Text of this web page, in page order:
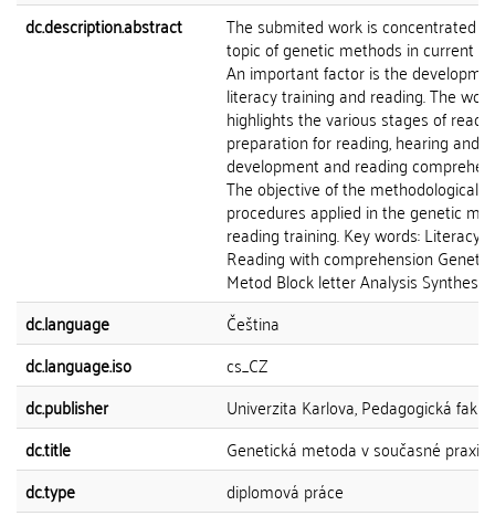
dc.description.abstract
The submited work is concentrated
topic of genetic methods in current
An important factor is the
literacy training and reading. The work
highlights the various stages of
preparation for reading, hearing and
development and reading
The objective of the methodological
procedures applied in the genetic
reading training. Key words: Literacy
Reading with comprehension Genetic
Metod Block letter Analysis Synthesis
dc.language
Čeština
dc.language.iso
cs_CZ
dc.publisher
Univerzita Karlova, Pedagogická
dc.title
Genetická metoda v současné praxi
dc.type
diplomová práce